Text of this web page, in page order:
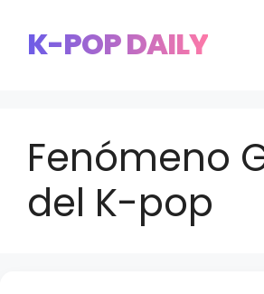
contenido
K-POP DAILY
Fenómeno
del K-pop